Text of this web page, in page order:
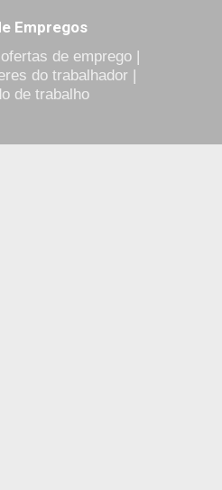
conteúdo principal
Empregos
de emprego |
do trabalhador |
de trabalho